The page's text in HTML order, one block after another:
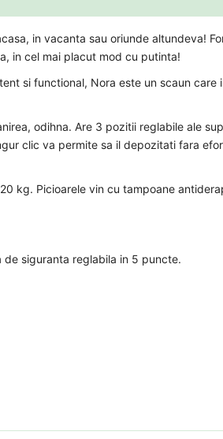
in vacanta sau oriunde altundeva!
in cel mai placut mod cu putinta!
si functional, Nora este un scaun care
odihna. Are 3 pozitii reglabile ale
clic va permite sa il depozitati fara
kg. Picioarele vin cu tampoane
siguranta reglabila in 5 puncte.